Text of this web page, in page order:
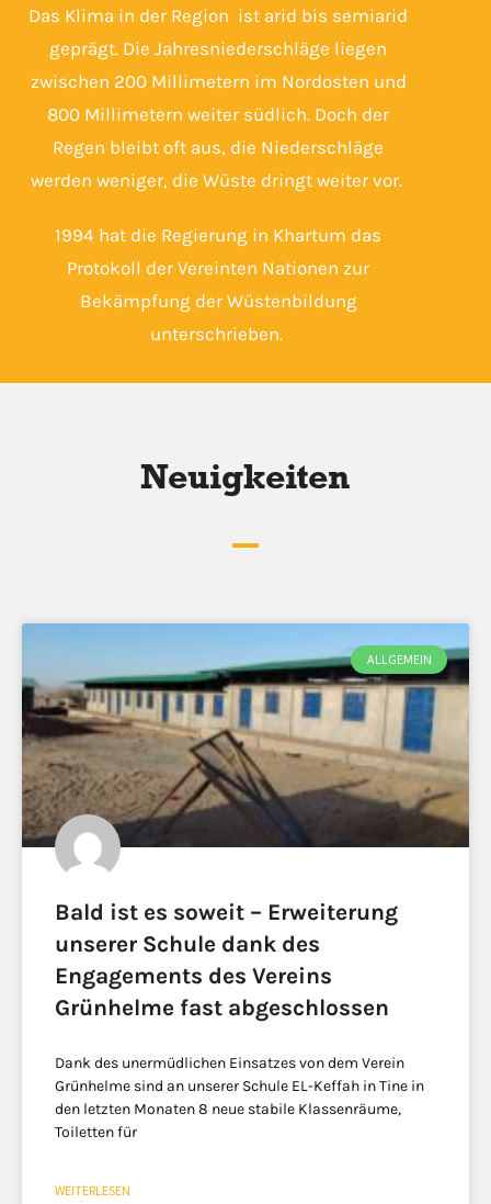
Das Klima in der Region ist arid bis semiarid
geprägt. Die Jahresniederschläge liegen
zwischen 200 Millimetern im Nordosten und
800 Millimetern weiter südlich. Doch der
Regen bleibt oft aus, die Niederschläge
werden weniger, die Wüste dringt weiter vor.
1994 hat die Regierung in Khartum das
Protokoll der Vereinten Nationen zur
Bekämpfung der Wüstenbildung
unterschrieben.
Neuigkeiten
ALLGEMEIN
Bald ist es soweit – Erweiterung
unserer Schule dank des
Engagements des Vereins
Grünhelme fast abgeschlossen
Dank des unermüdlichen Einsatzes von dem Verein
Grünhelme sind an unserer Schule EL-Keffah in Tine in
den letzten Monaten 8 neue stabile Klassenräume,
Toiletten für
WEITERLESEN